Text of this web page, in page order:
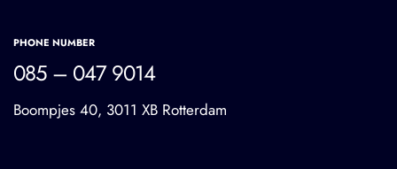
PHONE NUMBER
085 – 047 9014
Boompjes 40, 3011 XB Rotterdam